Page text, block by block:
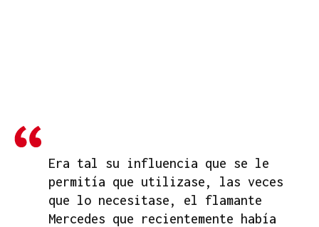
Era tal su influencia que se le
permitía que utilizase, las veces
que lo necesitase, el flamante
Mercedes que recientemente había